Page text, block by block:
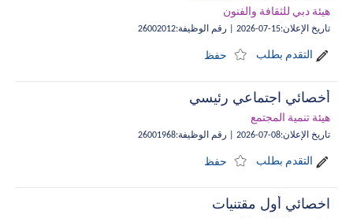
هيئة دبي للثقافة والفنون
تاريخ الإعلان:
15-07-2026 رقم الوظيفة:
26002012
التقدم بطلب حفظ
أخصائي اجتماعي رئيسي
هيئة تنمية المجتمع
تاريخ الإعلان:
08-07-2026 رقم الوظيفة:
26001968
التقدم بطلب حفظ
اخصائي أول مقتنيات